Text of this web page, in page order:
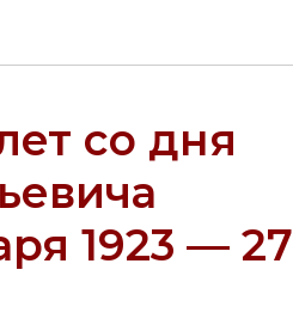
со дня
1923 — 27